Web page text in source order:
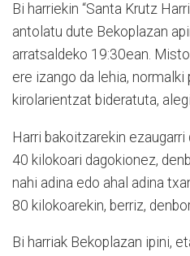
Bi harriekin “Santa Krutz
antolatu dute Bekoplazan
arratsaldeko 19:30ean.
ere izango da lehia,
kirolarientzat bideratuta,
Harri bakoitzarekin
40 kilokoari dagokionez,
nahi adina edo ahal adina
80 kilokoarekin, berriz,
Bi harriak Bekoplazan ipini,